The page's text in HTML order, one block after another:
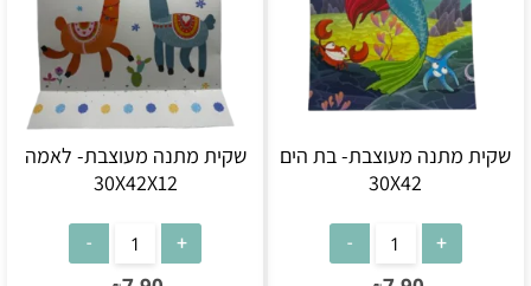
שקית מתנה מעוצבת- בת הים
30X42
שקית מתנה מעוצבת- לאמה
30X42X12